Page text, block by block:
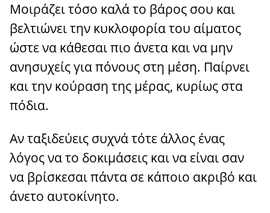
Μοιράζει τόσο καλά το βάρος σου και
βελτιώνει την κυκλοφορία του αίματος
ώστε να κάθεσαι πιο άνετα και να μην
ανησυχείς για πόνους στη μέση. Παίρνει
και την κούραση της μέρας, κυρίως στα
πόδια.
Αν ταξιδεύεις συχνά τότε άλλος ένας
λόγος να το δοκιμάσεις και να είναι σαν
να βρίσκεσαι πάντα σε κάποιο ακριβό και
άνετο αυτοκίνητο.